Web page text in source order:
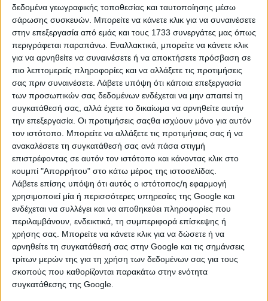
δεδομένα γεωγραφικής τοποθεσίας και ταυτοποίησης μέσω
σάρωσης συσκευών. Μπορείτε να κάνετε κλικ για να συναινέσετε
στην επεξεργασία από εμάς και τους 1733 συνεργάτες μας όπως
περιγράφεται παραπάνω. Εναλλακτικά, μπορείτε να κάνετε κλικ
για να αρνηθείτε να συναινέσετε ή να αποκτήσετε πρόσβαση σε
πιο λεπτομερείς πληροφορίες και να αλλάξετε τις προτιμήσεις
σας πριν συναινέσετε. Λάβετε υπόψη ότι κάποια επεξεργασία
των προσωπικών σας δεδομένων ενδέχεται να μην απαιτεί τη
συγκατάθεσή σας, αλλά έχετε το δικαίωμα να αρνηθείτε αυτήν
την επεξεργασία. Οι προτιμήσεις σαςθα ισχύουν μόνο για αυτόν
τον ιστότοπο. Μπορείτε να αλλάξετε τις προτιμήσεις σας ή να
ανακαλέσετε τη συγκατάθεσή σας ανά πάσα στιγμή
επιστρέφοντας σε αυτόν τον ιστότοπο και κάνοντας κλικ στο
κουμπί "Απορρήτου" στο κάτω μέρος της ιστοσελίδας.
Λάβετε επίσης υπόψη ότι αυτός ο ιστότοπος/η εφαρμογή
χρησιμοποιεί μία ή περισσότερες υπηρεσίες της Google και
ενδέχεται να συλλέγει και να αποθηκεύει πληροφορίες που
περιλαμβάνουν, ενδεικτικά, τη συμπεριφορά επίσκεψης ή
χρήσης σας. Μπορείτε να κάνετε κλικ για να δώσετε ή να
αρνηθείτε τη συγκατάθεσή σας στην Google και τις σημάνσεις
τρίτων μερών της για τη χρήση των δεδομένων σας για τους
σκοπούς που καθορίζονται παρακάτω στην ενότητα
συγκατάθεσης της Google.
Δε βρέθηκαν αγγελίες σύμφωνα με τα
κριτήρια αναζήτησής σας.
Δοκιμάστε να καθαρίσετε όλα τα υπάρχοντα φίλτρα
αναζήτησης.
ΚΑΤΗΓΟΡΙΕΣ
ΒΙΟΛΟΓΙΚΑ ΠΡΟΪΟΝΤΑ